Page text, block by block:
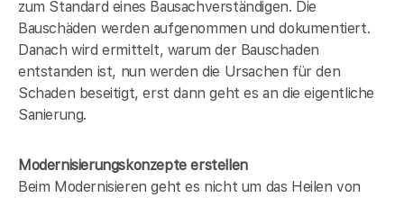
zum Standard eines Bausachverständigen. Die
Bauschäden werden aufgenommen und dokumentiert.
Danach wird ermittelt, warum der Bauschaden
entstanden ist, nun werden die Ursachen für den
Schaden beseitigt, erst dann geht es an die eigentliche
Sanierung.
Modernisierungskonzepte erstellen
Beim Modernisieren geht es nicht um das Heilen von